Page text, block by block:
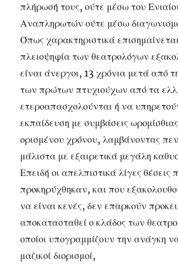
πλήρωσή τους, ούτε μέσω του
Αναπληρωτών ούτε μέσω
Όπως χαρακτηριστικά
πλειοψηφία των θεατρολόγων
είναι άνεργοι, 13 χρόνια μετά από
των πρώτων πτυχιούχων από τα
ετεροαπασχολούνται ή να
εκπαίδευση με συμβάσεις
ορισμένου χρόνου, λαμβάνοντας
μάλιστα με εξαιρετικά μεγάλη
Επειδή οι απελπιστικά λίγες θέσεις
προκηρύχθηκαν, και που
να είναι κενές, δεν επαρκούν
αποκατασταθεί ο κλάδος των
οποίοι υπογραμμίζουν την ανάγκη
μαζικοί διορισμοί,